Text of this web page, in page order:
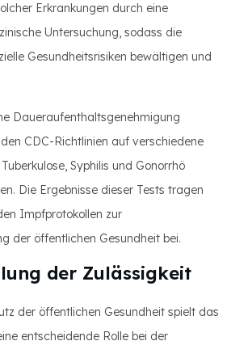
Erkrankungen durch eine
Untersuchung, sodass die
Gesundheitsrisiken bewältigen und
Daueraufenthaltsgenehmigung
CDC-Richtlinien auf verschiedene
Syphilis und Gonorrhö
Die Ergebnisse dieser Tests tragen
Impfprotokollen zur
der öffentlichen Gesundheit bei.
der Zulässigkeit
der öffentlichen Gesundheit spielt das
entscheidende Rolle bei der